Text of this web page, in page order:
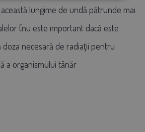
lungime de undă pătrunde mai
(nu este important dacă este
doza necesară de radiații pentru
a organismului tânăr